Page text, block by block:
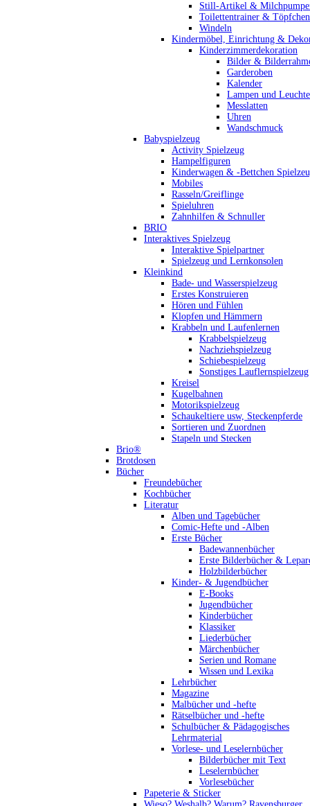
Still-Artikel &
Toilettentrainer & Töpfchen
Windeln
Kindermöbel, Einrichtung &
Kinderzimmerdekoration
Bilder &
Garderoben
Kalender
Lampen und
Messlatten
Uhren
Wandschmuck
Babyspielzeug
Activity Spielzeug
Hampelfiguren
Kinderwagen & -Bettchen
Mobiles
Rasseln/Greiflinge
Spieluhren
Zahnhilfen & Schnuller
BRIO
Interaktives Spielzeug
Interaktive Spielpartner
Spielzeug und Lernkonsolen
Kleinkind
Bade- und Wasserspielzeug
Erstes Konstruieren
Hören und Fühlen
Klopfen und Hämmern
Krabbeln und Laufenlernen
Krabbelspielzeug
Nachziehspielzeug
Schiebespielzeug
Sonstiges Lauflernspielzeug
Kreisel
Kugelbahnen
Motorikspielzeug
Schaukeltiere usw, Steckenpferde
Sortieren und Zuordnen
Stapeln und Stecken
Brio®
Brotdosen
Bücher
Freundebücher
Kochbücher
Literatur
Alben und Tagebücher
Comic-Hefte und -Alben
Erste Bücher
Badewannenbücher
Erste Bilderbücher &
Holzbilderbücher
Kinder- & Jugendbücher
E-Books
Jugendbücher
Kinderbücher
Klassiker
Liederbücher
Märchenbücher
Serien und Romane
Wissen und Lexika
Lehrbücher
Magazine
Malbücher und -hefte
Rätselbücher und -hefte
Schulbücher & Pädagogisches
Lehrmaterial
Vorlese- und Leselernbücher
Bilderbücher mit Text
Leselernbücher
Vorlesebücher
Papeterie & Sticker